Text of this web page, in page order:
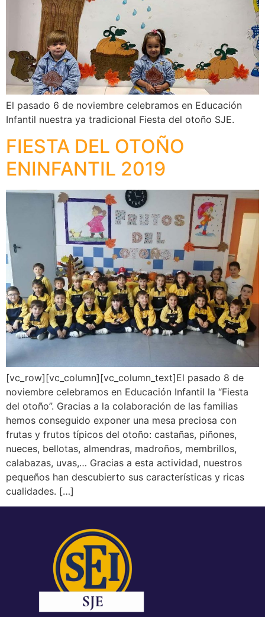
El pasado 6 de noviembre celebramos en Educación
Infantil nuestra ya tradicional Fiesta del otoño SJE.
FIESTA DEL OTOÑO
ENINFANTIL 2019
[vc_row][vc_column][vc_column_text]El pasado 8 de
noviembre celebramos en Educación Infantil la “Fiesta
del otoño”. Gracias a la colaboración de las familias
hemos conseguido exponer una mesa preciosa con
frutas y frutos típicos del otoño: castañas, piñones,
nueces, bellotas, almendras, madroños, membrillos,
calabazas, uvas,… Gracias a esta actividad, nuestros
pequeños han descubierto sus características y ricas
cualidades. […]